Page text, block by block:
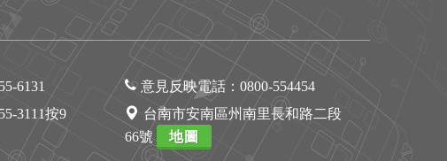
6131
3111按9
意見反映電話： 0800-554454
台南市安南區州南里長和路二段
66號
地圖